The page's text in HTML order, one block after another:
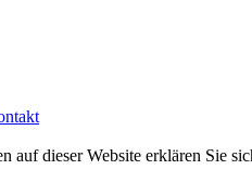
dieser Website erklären Sie